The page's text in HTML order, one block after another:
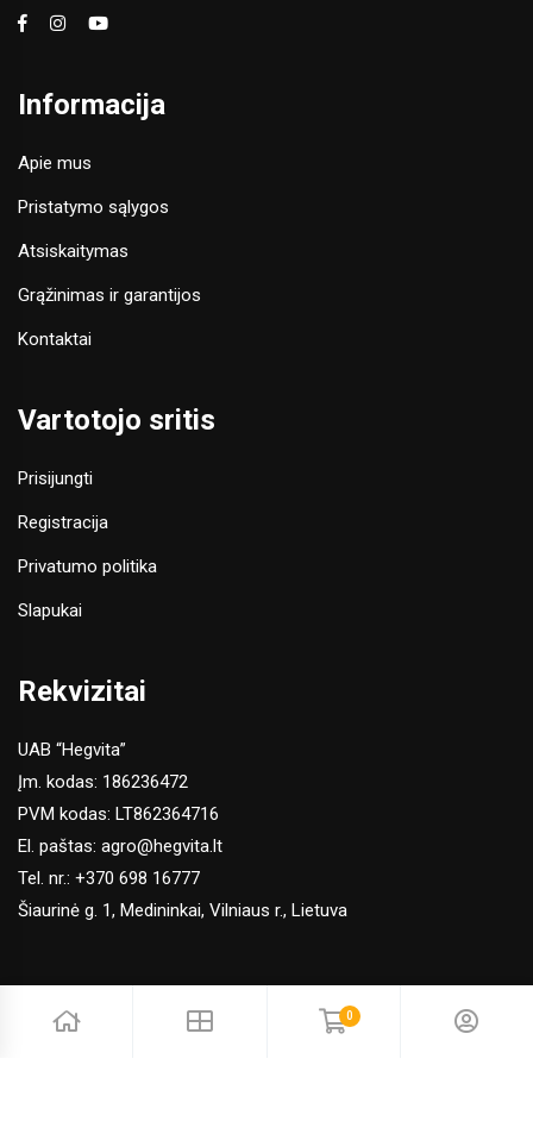
Informacija
Apie mus
Pristatymo sąlygos
Atsiskaitymas
Grąžinimas ir garantijos
Kontaktai
Vartotojo sritis
Prisijungti
Registracija
Privatumo politika
Slapukai
Rekvizitai
UAB “Hegvita”
Įm. kodas: 186236472
PVM kodas: LT862364716
El. paštas: agro@hegvita.lt
Tel. nr.: +370 698 16777
Šiaurinė g. 1, Medininkai, Vilniaus r., Lietuva
0